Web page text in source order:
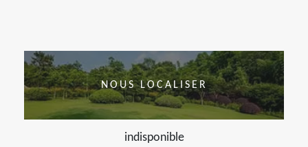
NOUS LOCALISER
indisponible